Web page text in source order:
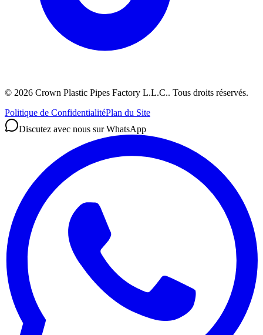
© 2026 Crown Plastic Pipes Factory L.L.C.. Tous droits réservés.
Politique de ConfidentialitéPlan du Site
Discutez avec nous sur WhatsApp